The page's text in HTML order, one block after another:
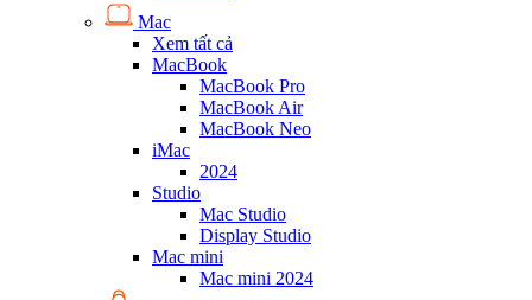
Mac
Xem tất cả
MacBook
MacBook Pro
MacBook Air
MacBook Neo
iMac
2024
Studio
Mac Studio
Display Studio
Mac mini
Mac mini 2024